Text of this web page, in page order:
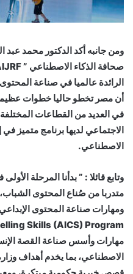
ومن جانبه أكد الدكتور محمد
الرائدة عالميا في صناعة
أن مصر تخطو حاليا خطوات
في العديد من القطاعات
الاجتماعي لديها برنامج متميز
الاصطناعي.
متدربا من صُناع المحتوى
مهارات وأسس صناعة القصة
الاصطناعي، بما يخدم أهداف